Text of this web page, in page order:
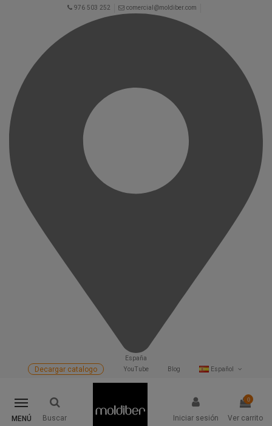
976 503 252 comercial@moldiber.com
España
Español
Blog
YouTube
Decargar catalogo
MENÚ Buscar Iniciar sesión
0
Ver carrito